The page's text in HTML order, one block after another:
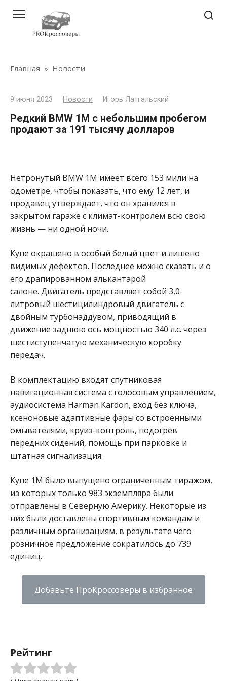
контенту
Главная » Новости
9 июня 2023 Новости Игорь Латгальский
Редкий BMW 1M с небольшим пробегом
продают за 191 тысячу долларов
Нетронутый BMW 1M имеет всего 153 мили на
одометре, чтобы показать, что ему 12 лет, и
продавец утверждает, что он хранился в
закрытом гараже с климат-контролем всю свою
жизнь — ни одной ночи.
Купе окрашено в особый белый цвет и лишено
видимых дефектов. Последнее можно сказать и о
его драпированном алькантарой
салоне. Двигатель представляет собой 3,0-
литровый шестицилиндровый двигатель с
двойным турбонаддувом, приводящий в
движение заднюю ось мощностью 340 л.с. через
шестиступенчатую механическую коробку
передач.
В комплектацию входят спутниковая
навигационная система с голосовым управлением,
аудиосистема Harman Kardon, вход без ключа,
ксеноновые адаптивные фары со встроенными
омывателями, круиз-контроль, подогрев
передних сидений, помощь при парковке и
штатная сигнализация.
Купе 1M было выпущено ограниченным тиражом,
из которых только 983 экземпляра были
отправлены в Северную Америку. Некоторые из
них были доставлены спортивным командам и
различным организациям, в результате чего
розничное предложение сократилось до 739
единиц.
Добавьте ПроКроссоверы в избранное
Рейтинг